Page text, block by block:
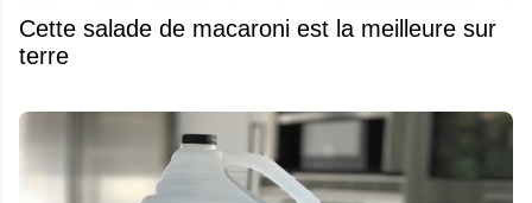
Cette salade de macaroni est la meilleure sur
terre